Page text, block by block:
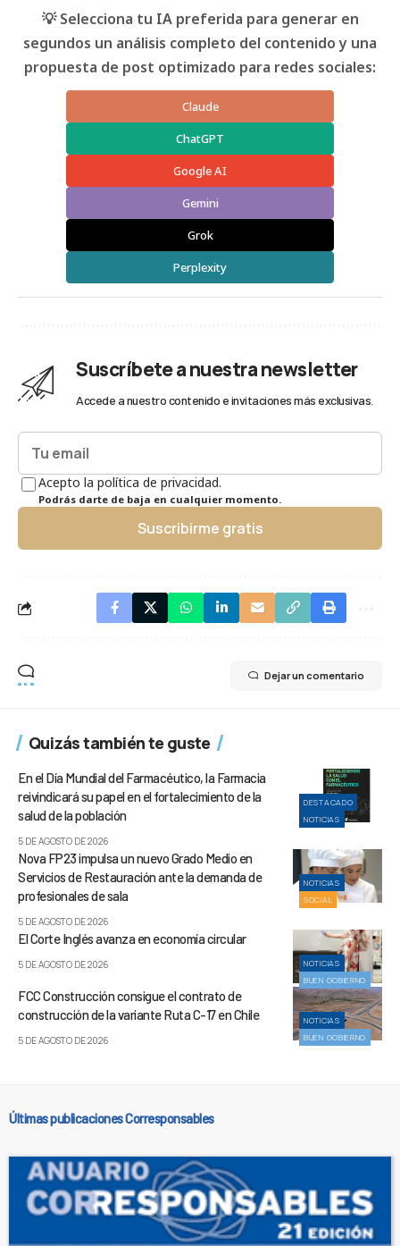
💡 Selecciona tu IA preferida para generar en
segundos un análisis completo del contenido y una
propuesta de post optimizado para redes sociales:
Claude
ChatGPT
Google AI
Gemini
Grok
Perplexity
Suscríbete a nuestra newsletter
Accede a nuestro contenido e invitaciones más exclusivas.
Acepto la política de privacidad.
Podrás darte de baja en cualquier momento.
Suscribirme gratis
Dejar un comentario
Quizás también te guste
DESTACADO
NOTICIAS
En el Día Mundial del Farmacéutico, la Farmacia
reivindicará su papel en el fortalecimiento de la
salud de la población
5 DE AGOSTO DE 2026
NOTICIAS
SOCIAL
Nova FP23 impulsa un nuevo Grado Medio en
Servicios de Restauración ante la demanda de
profesionales de sala
5 DE AGOSTO DE 2026
NOTICIAS
BUEN GOBIERNO
El Corte Inglés avanza en economía circular
5 DE AGOSTO DE 2026
NOTICIAS
BUEN GOBIERNO
FCC Construcción consigue el contrato de
construcción de la variante Ruta C-17 en Chile
5 DE AGOSTO DE 2026
Últimas publicaciones Corresponsables